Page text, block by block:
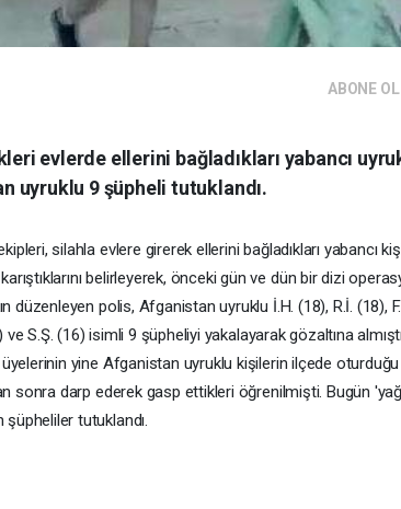
ABONE OL
evlerde ellerini bağladıkları yabancı
uyruklu 9 şüpheli tutuklandı.
silahla evlere girerek ellerini bağladıkları yabancı
belirleyerek, önceki gün ve dün bir dizi
düzenleyen polis, Afganistan uyruklu İ.H. (18), R.İ. (18),
S.Ş. (16) isimli 9 şüpheliyi yakalayarak gözaltına
yine Afganistan uyruklu kişilerin ilçede
sonra darp ederek gasp ettikleri öğrenilmişti. Bugün
tutuklandı.